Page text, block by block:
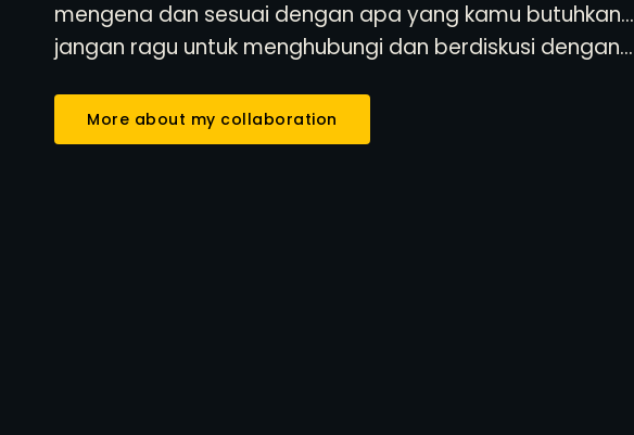
mengena dan sesuai dengan apa yang kamu butuhkan…
jangan ragu untuk menghubungi dan berdiskusi dengan…
More about my collaboration